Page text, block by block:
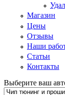
Магазин
Цены
Отзывы
Наши
Статьи
Контакты
Выберите ваш